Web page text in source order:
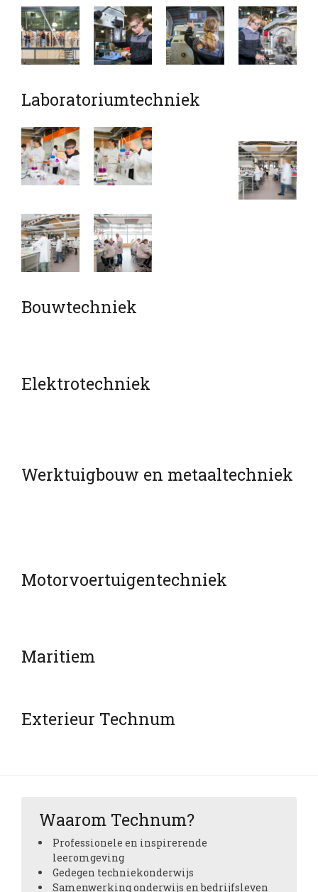
Laboratoriumtechniek
Bouwtechniek
Elektrotechniek
Werktuigbouw en metaaltechniek
Motorvoertuigentechniek
Maritiem
Exterieur Technum
Waarom Technum?
Professionele en inspirerende
leeromgeving
Gedegen techniekonderwijs
Samenwerking onderwijs en bedrijfsleven